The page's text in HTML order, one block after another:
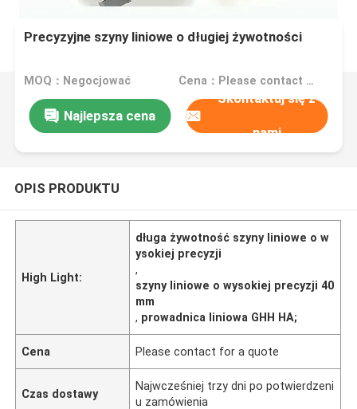
Precyzyjne szyny liniowe o długiej żywotności
MOQ：Negocjować Cena：Please contact for a quote
Najlepsza cena
Skontaktuj się z
nami
OPIS PRODUKTU
High Light:
długa żywotność szyny liniowe o w
ysokiej precyzji
,
szyny liniowe o wysokiej precyzji 40
mm
, prowadnica liniowa GHH HA;
Cena Please contact for a quote
Czas dostawy
Najwcześniej trzy dni po potwierdzeni
u zamówienia